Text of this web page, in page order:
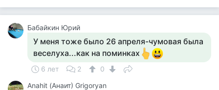
Бабайкин Юрий
У меня тоже было 26 апреля-чумовая была
веселуха...как на поминках
6 лет 2
0
Anahit (Анаит) Grigoryan